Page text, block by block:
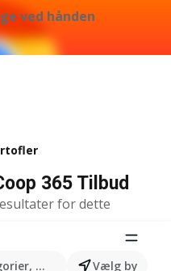
ved hånden
produkter...Vælg by
365 Tilbud
for dette
Coop 365